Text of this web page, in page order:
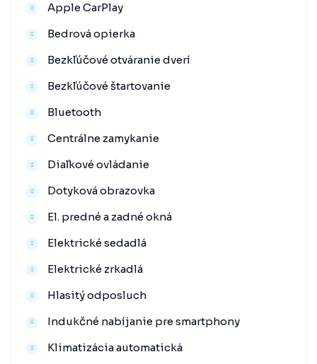
Apple CarPlay
Bedrová opierka
Bezkľúčové otváranie dverí
Bezkľúčové štartovanie
Bluetooth
Centrálne zamykanie
Diaľkové ovládanie
Dotyková obrazovka
El. predné a zadné okná
Elektrické sedadlá
Elektrické zrkadlá
Hlasitý odposluch
Indukčné nabíjanie pre smartphony
Klimatizácia automatická